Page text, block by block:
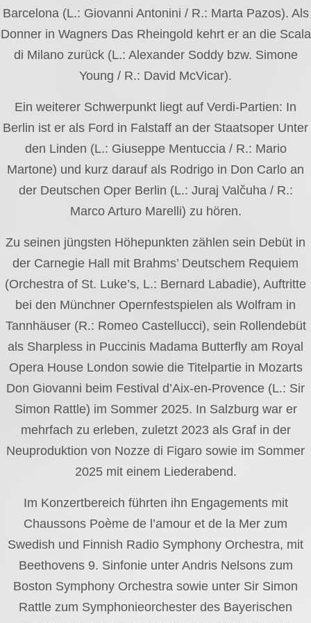
Barcelona (L.: Giovanni Antonini / R.: Marta Pazos). Als
Donner in Wagners Das Rheingold kehrt er an die Scala
di Milano zurück (L.: Alexander Soddy bzw. Simone
Young / R.: David McVicar).
Ein weiterer Schwerpunkt liegt auf Verdi-Partien: In
Berlin ist er als Ford in Falstaff an der Staatsoper Unter
den Linden (L.: Giuseppe Mentuccia / R.: Mario
Martone) und kurz darauf als Rodrigo in Don Carlo an
der Deutschen Oper Berlin (L.: Juraj Valčuha / R.:
Marco Arturo Marelli) zu hören.
Zu seinen jüngsten Höhepunkten zählen sein Debüt in
der Carnegie Hall mit Brahms’ Deutschem Requiem
(Orchestra of St. Luke’s, L.: Bernard Labadie), Auftritte
bei den Münchner Opernfestspielen als Wolfram in
Tannhäuser (R.: Romeo Castellucci), sein Rollendebüt
als Sharpless in Puccinis Madama Butterfly am Royal
Opera House London sowie die Titelpartie in Mozarts
Don Giovanni beim Festival d’Aix-en-Provence (L.: Sir
Simon Rattle) im Sommer 2025. In Salzburg war er
mehrfach zu erleben, zuletzt 2023 als Graf in der
Neuproduktion von Nozze di Figaro sowie im Sommer
2025 mit einem Liederabend.
Im Konzertbereich führten ihn Engagements mit
Chaussons Poème de l’amour et de la Mer zum
Swedish und Finnish Radio Symphony Orchestra, mit
Beethovens 9. Sinfonie unter Andris Nelsons zum
Boston Symphony Orchestra sowie unter Sir Simon
Rattle zum Symphonieorchester des Bayerischen